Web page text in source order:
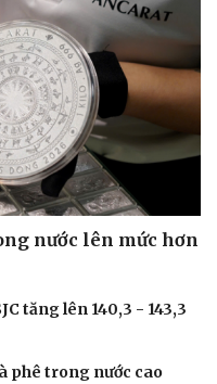
nước lên mức hơn
tăng lên 140,3 - 143,3
phê trong nước cao